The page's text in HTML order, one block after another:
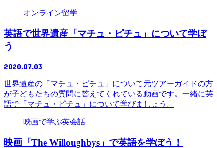
オンライン留学
英語で世界遺産「マチュ・ピチュ」について学ぼ
う
2020.07.03
世界遺産の「マチュ・ピチュ」について元ツアーガイドの方
が子どもたちの質問に答えてくれている動画です。一緒に英
語で「マチュ・ピチュ」について学びましょう。
映画で学ぶ英会話
映画「The Willoughbys」で英語を学ぼう！